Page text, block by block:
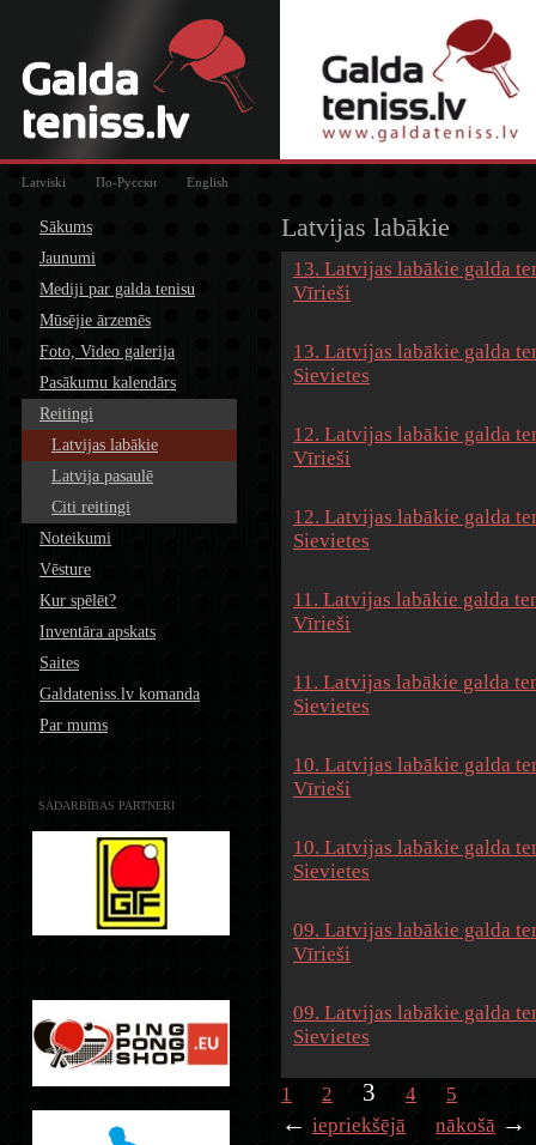
Latviski По-Русски English
Sākums
Jaunumi
Mediji par galda tenisu
Mūsējie ārzemēs
Foto, Video galerija
Pasākumu kalendārs
Reitingi
Latvijas labākie
Latvija pasaulē
Citi reitingi
Noteikumi
Vēsture
Kur spēlēt?
Inventāra apskats
Saites
Galdateniss.lv komanda
Par mums
SADARBĪBAS PARTNERI
Latvijas labākie
13. Latvijas labākie galda
Vīrieši
13. Latvijas labākie galda
Sievietes
12. Latvijas labākie galda
Vīrieši
12. Latvijas labākie galda
Sievietes
11. Latvijas labākie galda
Vīrieši
11. Latvijas labākie galda
Sievietes
10. Latvijas labākie galda
Vīrieši
10. Latvijas labākie galda
Sievietes
09. Latvijas labākie galda
Vīrieši
09. Latvijas labākie galda
Sievietes
1 2 3 4 5
← iepriekšējā nākošā →